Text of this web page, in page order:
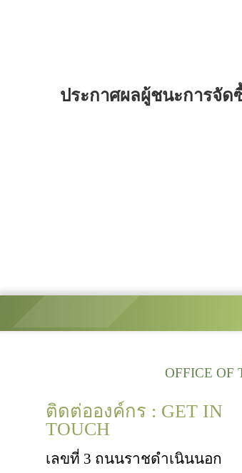
ประกาศผลผู้ชนะการจัด
OFFICE OF
ติดต่อองค์กร : GET IN
TOUCH
เลขที่ 3 ถนนราชดำเนินนอก